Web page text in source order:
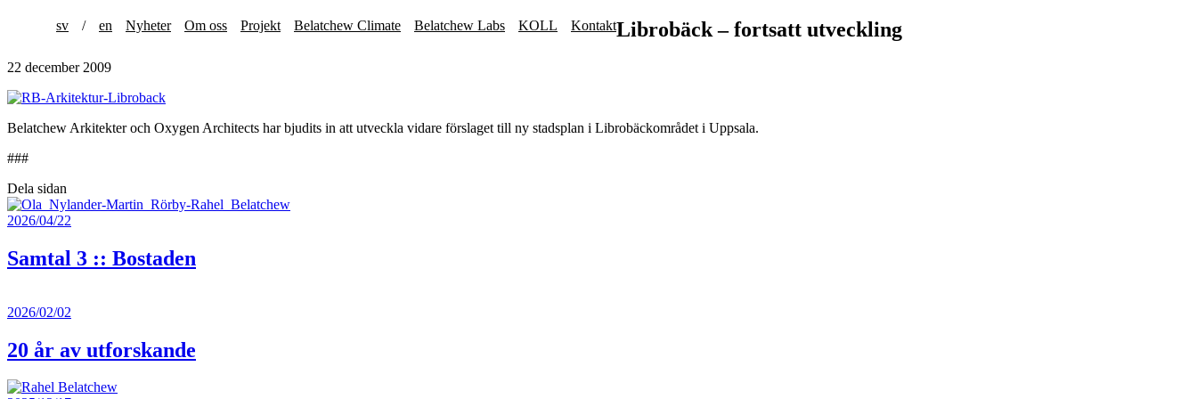
sv / en Nyheter Om oss Projekt Belatchew Climate Belatchew Labs KOLL KontaktLibrobäck – fortsatt utveckling
22 december 2009
Belatchew Arkitekter och Oxygen Architects har bjudits in att utveckla vidare förslaget till ny stadsplan i Librobäckområdet i Uppsala.
###
Dela sidan
2026/04/22
Samtal 3 :: Bostaden
2026/02/02
20 år av utforskande